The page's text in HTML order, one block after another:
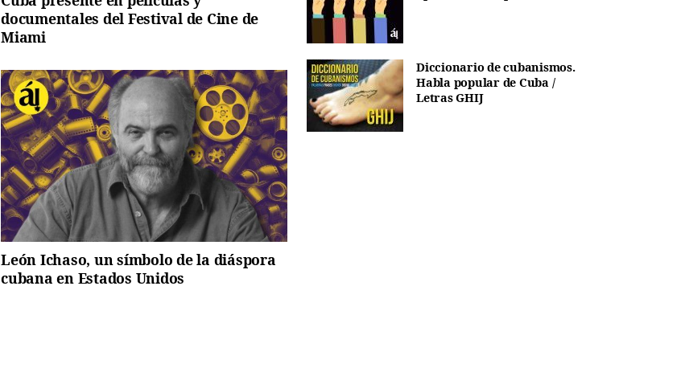
documentales del Festival de Cine de
Miami
León Ichaso, un símbolo de la diáspora
cubana en Estados Unidos
Diccionario de cubanismos.
Habla popular de Cuba /
Letras GHIJ